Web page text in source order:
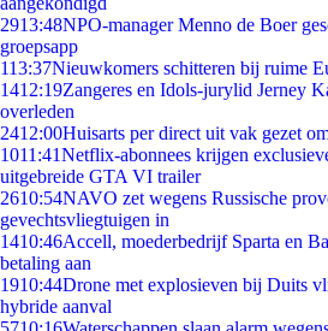
2913:48NPO-manager Menno de Boer
groepsapp
113:37Nieuwkomers schitteren bij ruime
1412:19Zangeres en Idols-jurylid Jerney
overleden
2412:00Huisarts per direct uit vak gezet
1011:41Netflix-abonnees krijgen
uitgebreide GTA VI trailer
2610:54NAVO zet wegens Russische
gevechtsvliegtuigen in
1410:46Accell, moederbedrijf Sparta en
betaling aan
1910:44Drone met explosieven bij Duits
hybride aanval